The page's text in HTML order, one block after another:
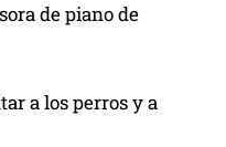
de piano de
a los perros y a